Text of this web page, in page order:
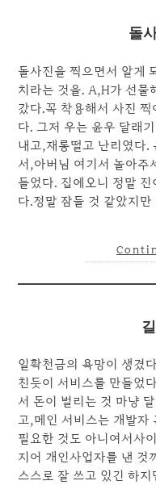
돌
돌사진을 찍으면서 알게
치라는 것을. A,H가 선물
갔다.꼭 착용해서 사진
다. 그저 우는 윤우 달래
내고,재롱떨고 난리였다.
서,아버님 여기서 놀아주
들었다. 집에오니 정말
다.정말 잠들 것 같았지
일확천금의 욕망이 생겼
친듯이 서비스를 만들었
서 돈이 벌리는 것 마냥
고,메인 서비스는 개발자
필요한 것도 아니여서사
지어 개인사업자를 낸 것
스스로 잘 쓰고 있긴 하지